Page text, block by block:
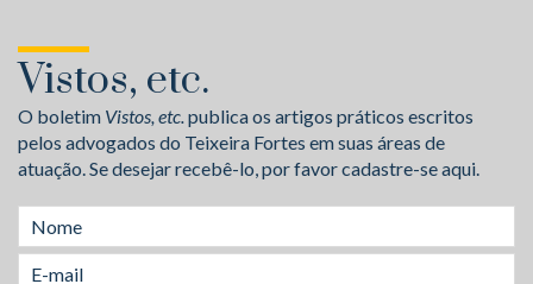
Vistos, etc.
O boletim Vistos, etc.publica os artigos práticos escritos
pelos advogados do Teixeira Fortes em suas áreas de
atuação. Se desejar recebê-lo, por favor cadastre-se aqui.